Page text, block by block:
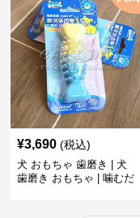
¥3,690 (税込)
犬 おもちゃ 歯磨き | 犬
歯磨き おもちゃ | 噛むだ